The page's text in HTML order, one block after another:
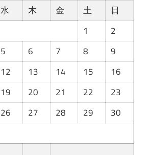
水 木 金 土 日
1
2
5 6 7 8
9
12 13 14 15
16
19 20 21 22
23
26 27 28 29
30